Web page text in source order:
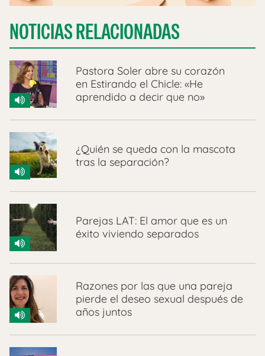
NOTICIAS RELACIONADAS
Pastora Soler abre su corazón
en Estirando el Chicle: «He
aprendido a decir que no»
¿Quién se queda con la mascota
tras la separación?
Parejas LAT: El amor que es un
éxito viviendo separados
Razones por las que una pareja
pierde el deseo sexual después de
años juntos